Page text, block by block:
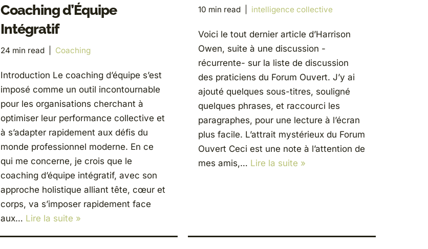
Coaching d’Équipe
Intégratif
24 min read Coaching
Introduction Le coaching d’équipe s’est
imposé comme un outil incontournable
pour les organisations cherchant à
optimiser leur performance collective et
à s’adapter rapidement aux défis du
monde professionnel moderne. En ce
qui me concerne, je crois que le
coaching d’équipe intégratif, avec son
approche holistique alliant tête, cœur et
corps, va s’imposer rapidement face
aux… Lire la suite »
10 min read intelligence collective
Voici le tout dernier article d’Harrison
Owen, suite à une discussion -
récurrente- sur la liste de discussion
des praticiens du Forum Ouvert. J’y ai
ajouté quelques sous-titres, souligné
quelques phrases, et raccourci les
paragraphes, pour une lecture à l’écran
plus facile. L’attrait mystérieux du Forum
Ouvert Ceci est une note à l’attention de
mes amis,… Lire la suite »